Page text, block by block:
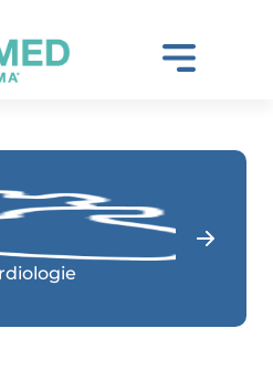
Soins quotidiens